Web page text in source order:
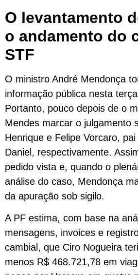
O levantamento
o andamento do
STF
O ministro André Mendonça
informação pública nesta
Portanto, pouco depois de o
Mendes marcar o julgamento
Henrique e Felipe Vorcaro,
Daniel, respectivamente.
pedido vista e, quando o
análise do caso, Mendonça
da apuração sob sigilo.
A PF estima, com base na
mensagens, invoices e
cambial, que Ciro Nogueira
menos R$ 468.721,78 em